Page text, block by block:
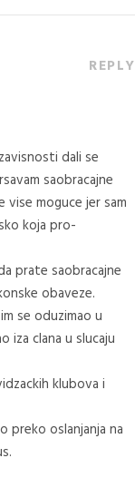
REPLY
dali se
saobracajne
moguce jer sam
koja pro-
prate saobracajne
obaveze.
se oduzimao u
iza clana u slucaju
klubova i
preko oslanjanja na